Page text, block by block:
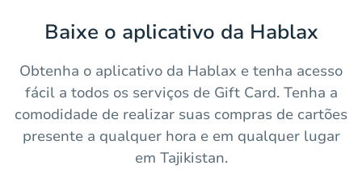
Baixe o aplicativo da Hablax
Obtenha o aplicativo da Hablax e tenha acesso
fácil a todos os serviços de Gift Card. Tenha a
comodidade de realizar suas compras de cartões
presente a qualquer hora e em qualquer lugar
em Tajikistan.